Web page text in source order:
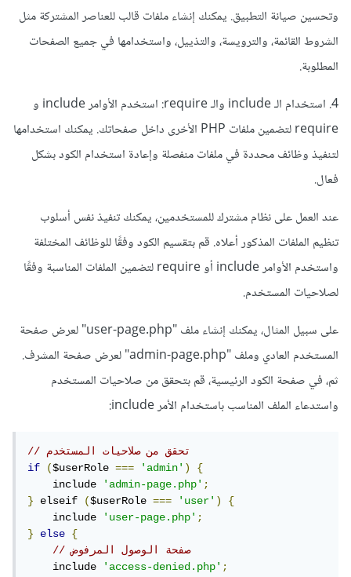
وتحسين صيانة التطبيق. يمكنك إنشاء ملفات قالب للعناصر المشتركة مثل
الشروط القائمة، والترويسة، والتذييل، واستخدامها في جميع الصفحات
المطلوبة.
4. استخدام الـ include والـ require: استخدم الأوامر include و
require لتضمين ملفات PHP الأخرى داخل صفحاتك. يمكنك استخدامها
لتنفيذ وظائف محددة في ملفات منفصلة وإعادة استخدام الكود بشكل
فعال.
عند العمل على نظام مشترك للمستخدمين، يمكنك تنفيذ نفس أسلوب
تنظيم الملفات المذكور أعلاه. قم بتقسيم الكود وفقًا للوظائف المختلفة
واستخدم الأوامر include أو require لتضمين الملفات المناسبة وفقًا
لصلاحيات المستخدم.
على سبيل المثال، يمكنك إنشاء ملف "user-page.php" لعرض صفحة
المستخدم العادي وملف "admin-page.php" لعرض صفحة المشرف.
ثم، في صفحة الكود الرئيسية، قم بتحقق من صلاحيات المستخدم
واستدعاء الملف المناسب باستخدام الأمر include:
// تحقق من صلاحيات المستخدم
if
($userRole === 'admin')
{
    include
'admin-page.php';
}
elseif ($userRole === 'user')
{
    include
'user-page.php';
}
else
{
// صفحة الوصول المرفوض
    include
'access-denied.php';